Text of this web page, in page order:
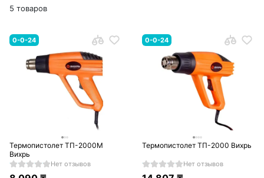
5 товаров
0-0-24
Термопистолет ТП-2000М
Вихрь
Нет отзывов
0-0-24
Термопистолет ТП-2000 Вихрь
Нет отзывов